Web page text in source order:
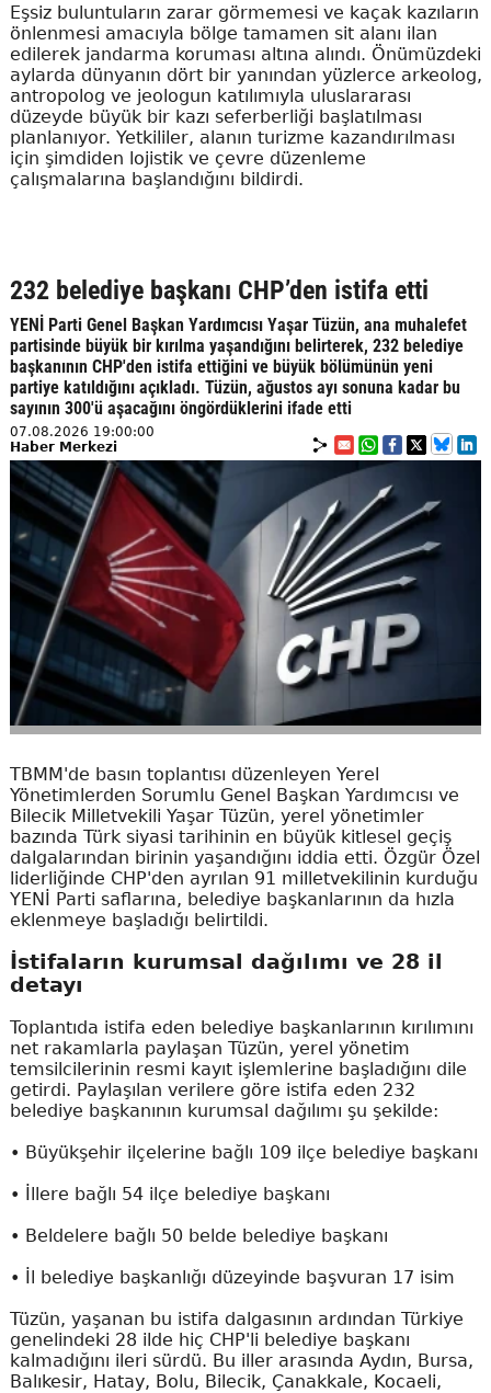
Eşsiz buluntuların zarar görmemesi ve kaçak kazıların
önlenmesi amacıyla bölge tamamen sit alanı ilan
edilerek jandarma koruması altına alındı. Önümüzdeki
aylarda dünyanın dört bir yanından yüzlerce arkeolog,
antropolog ve jeologun katılımıyla uluslararası
düzeyde büyük bir kazı seferberliği başlatılması
planlanıyor. Yetkililer, alanın turizme kazandırılması
için şimdiden lojistik ve çevre düzenleme
çalışmalarına başlandığını bildirdi.
232 belediye başkanı CHP’den istifa etti
YENİ Parti Genel Başkan Yardımcısı Yaşar Tüzün, ana muhalefet
partisinde büyük bir kırılma yaşandığını belirterek, 232 belediye
başkanının CHP'den istifa ettiğini ve büyük bölümünün yeni
partiye katıldığını açıkladı. Tüzün, ağustos ayı sonuna kadar bu
sayının 300'ü aşacağını öngördüklerini ifade etti
07.08.2026 19:00:00
Haber Merkezi
TBMM'de basın toplantısı düzenleyen Yerel
Yönetimlerden Sorumlu Genel Başkan Yardımcısı ve
Bilecik Milletvekili Yaşar Tüzün, yerel yönetimler
bazında Türk siyasi tarihinin en büyük kitlesel geçiş
dalgalarından birinin yaşandığını iddia etti. Özgür Özel
liderliğinde CHP'den ayrılan 91 milletvekilinin kurduğu
YENİ Parti saflarına, belediye başkanlarının da hızla
eklenmeye başladığı belirtildi.
İstifaların kurumsal dağılımı ve 28 il
detayı
Toplantıda istifa eden belediye başkanlarının kırılımını
net rakamlarla paylaşan Tüzün, yerel yönetim
temsilcilerinin resmi kayıt işlemlerine başladığını dile
getirdi. Paylaşılan verilere göre istifa eden 232
belediye başkanının kurumsal dağılımı şu şekilde:
• Büyükşehir ilçelerine bağlı 109 ilçe belediye başkanı
• İllere bağlı 54 ilçe belediye başkanı
• Beldelere bağlı 50 belde belediye başkanı
• İl belediye başkanlığı düzeyinde başvuran 17 isim
Tüzün, yaşanan bu istifa dalgasının ardından Türkiye
genelindeki 28 ilde hiç CHP'li belediye başkanı
kalmadığını ileri sürdü. Bu iller arasında Aydın, Bursa,
Balıkesir, Hatay, Bolu, Bilecik, Çanakkale, Kocaeli,